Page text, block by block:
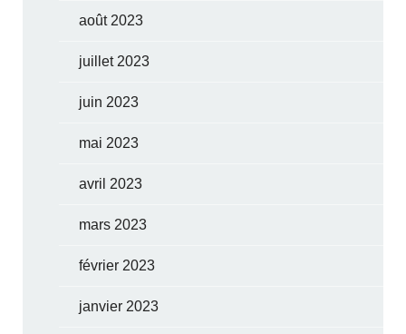
août 2023
juillet 2023
juin 2023
mai 2023
avril 2023
mars 2023
février 2023
janvier 2023